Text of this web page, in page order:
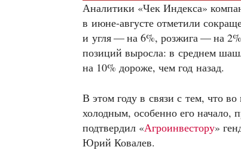
Аналитики «Чек Индекса»
в июне-августе отметили
и угля — на 6%, розжига — на
позиций выросла: в среднем
на 10% дороже, чем год назад.
В этом году в связи с тем, что
холодным, особенно его начало,
подтвердил «Агроинвестору»
Юрий Ковалев.